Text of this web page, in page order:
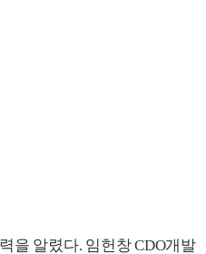
을 알렸다. 임헌창 CDO개발